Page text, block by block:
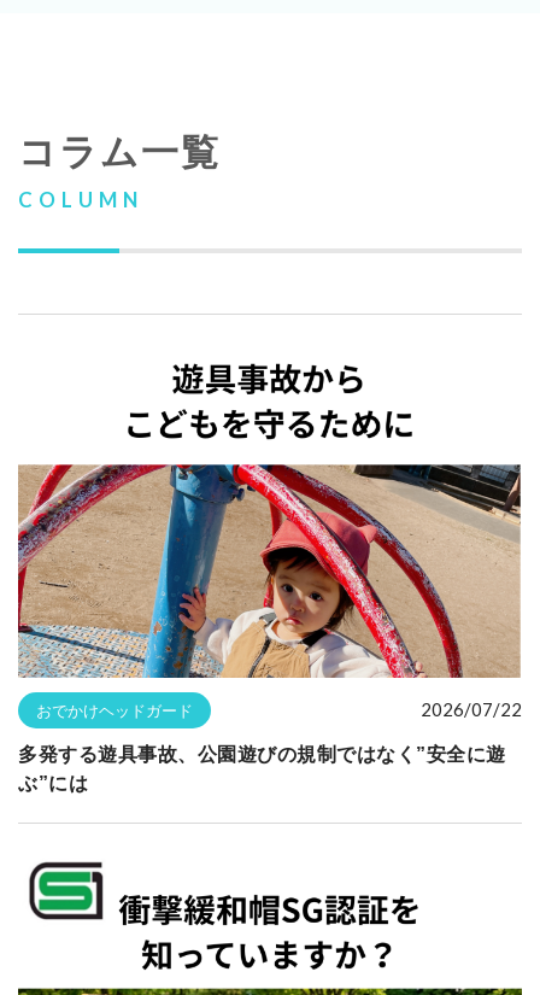
コラム一覧
COLUMN
おでかけヘッドガード 2026/07/22
多発する遊具事故、公園遊びの規制ではなく”安全に遊
ぶ”には